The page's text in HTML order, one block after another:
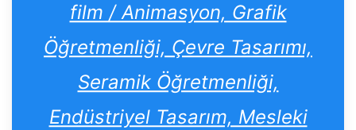
film / Animasyon, Grafik
Öğretmenliği, Çevre Tasarımı,
Seramik Öğretmenliği,
Endüstriyel Tasarım, Mesleki